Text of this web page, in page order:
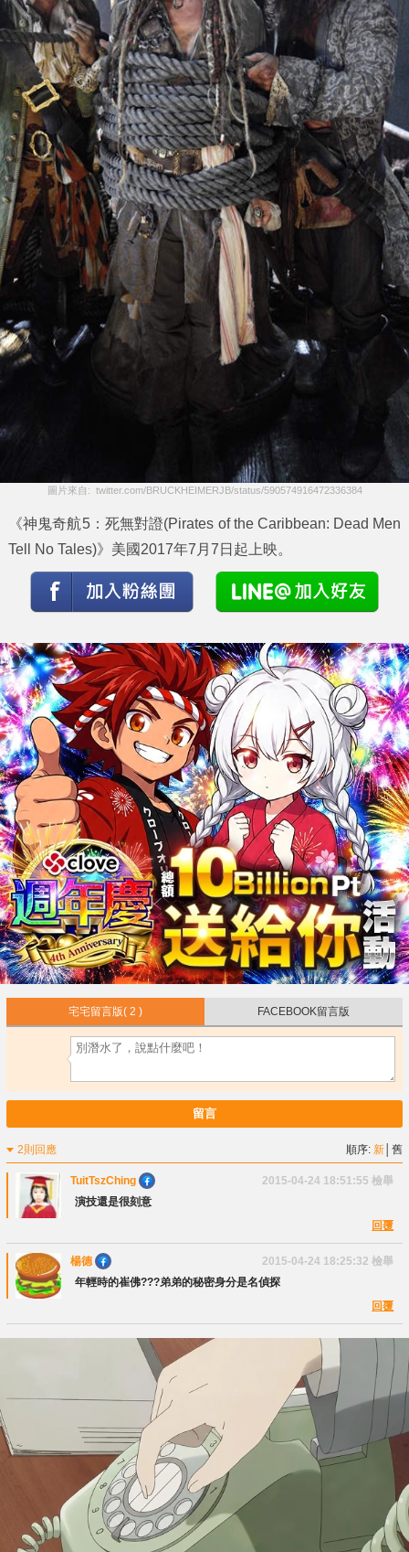
圖片來自:  twitter.com/BRUCKHEIMERJB/status/590574916472336384
《神鬼奇航5：死無對證(Pirates of the Caribbean: Dead Men
Tell No Tales)》美國2017年7月7日起上映。
宅宅留言版( 2 ) FACEBOOK留言版
留言
2則回應 順序:新 │舊
TuitTszChing 2015-04-24 18:51:55 檢舉
演技還是很刻意
回覆
楊德 2015-04-24 18:25:32 檢舉
年輕時的崔佛???弟弟的秘密身分是名偵探
回覆